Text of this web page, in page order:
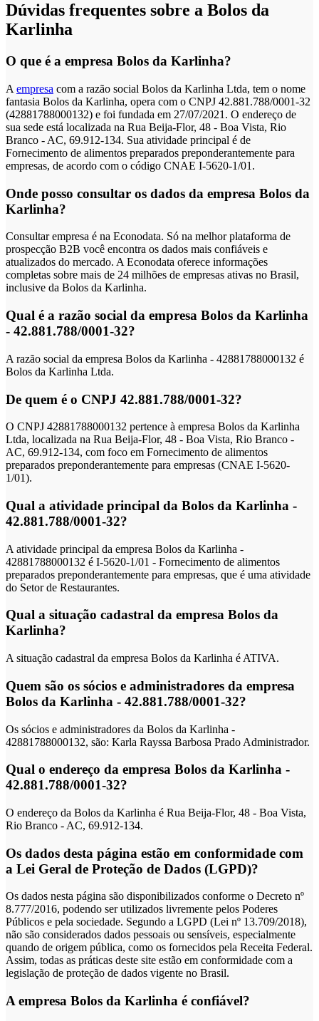
Dúvidas frequentes sobre a Bolos da
Karlinha
O que é a empresa Bolos da Karlinha?
A empresa com a razão social Bolos da Karlinha Ltda, tem o nome
fantasia Bolos da Karlinha, opera com o CNPJ 42.881.788/0001-32
(42881788000132) e foi fundada em 27/07/2021. O endereço de
sua sede está localizada na Rua Beija-Flor, 48 - Boa Vista, Rio
Branco - AC, 69.912-134. Sua atividade principal é de
Fornecimento de alimentos preparados preponderantemente para
empresas, de acordo com o código CNAE I-5620-1/01.
Onde posso consultar os dados da empresa Bolos da
Karlinha?
Consultar empresa é na Econodata. Só na melhor plataforma de
prospecção B2B você encontra os dados mais confiáveis e
atualizados do mercado. A Econodata oferece informações
completas sobre mais de 24 milhões de empresas ativas no Brasil,
inclusive da Bolos da Karlinha.
Qual é a razão social da empresa Bolos da Karlinha
- 42.881.788/0001-32?
A razão social da empresa Bolos da Karlinha - 42881788000132 é
Bolos da Karlinha Ltda.
De quem é o CNPJ 42.881.788/0001-32?
O CNPJ 42881788000132 pertence à empresa Bolos da Karlinha
Ltda, localizada na Rua Beija-Flor, 48 - Boa Vista, Rio Branco -
AC, 69.912-134, com foco em Fornecimento de alimentos
preparados preponderantemente para empresas (CNAE I-5620-
1/01).
Qual a atividade principal da Bolos da Karlinha -
42.881.788/0001-32?
A atividade principal da empresa Bolos da Karlinha -
42881788000132 é I-5620-1/01 - Fornecimento de alimentos
preparados preponderantemente para empresas, que é uma atividade
do Setor de Restaurantes.
Qual a situação cadastral da empresa Bolos da
Karlinha?
A situação cadastral da empresa Bolos da Karlinha é ATIVA.
Quem são os sócios e administradores da empresa
Bolos da Karlinha - 42.881.788/0001-32?
Os sócios e administradores da Bolos da Karlinha -
42881788000132, são: Karla Rayssa Barbosa Prado Administrador.
Qual o endereço da empresa Bolos da Karlinha -
42.881.788/0001-32?
O endereço da Bolos da Karlinha é Rua Beija-Flor, 48 - Boa Vista,
Rio Branco - AC, 69.912-134.
Os dados desta página estão em conformidade com
a Lei Geral de Proteção de Dados (LGPD)?
Os dados nesta página são disponibilizados conforme o Decreto nº
8.777/2016, podendo ser utilizados livremente pelos Poderes
Públicos e pela sociedade. Segundo a LGPD (Lei nº 13.709/2018),
não são considerados dados pessoais ou sensíveis, especialmente
quando de origem pública, como os fornecidos pela Receita Federal.
Assim, todas as práticas deste site estão em conformidade com a
legislação de proteção de dados vigente no Brasil.
A empresa Bolos da Karlinha é confiável?